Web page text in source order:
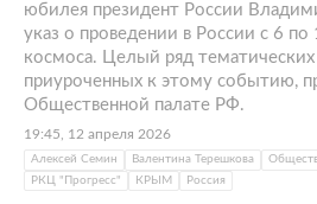
юбилея президент России
указ о проведении в России с 6
космоса. Целый ряд
приуроченных к этому событию,
Общественной палате РФ.
19:45, 12 апреля 2026
Алексей Семин Валентина Терешкова
РКЦ "Прогресс"
КРЫМ Россия